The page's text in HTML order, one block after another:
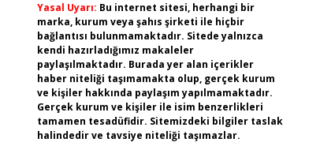
Yasal Uyarı: Bu internet sitesi, herhangi bir
marka, kurum veya şahıs şirketi ile hiçbir
bağlantısı bulunmamaktadır. Sitede yalnızca
kendi hazırladığımız makaleler
paylaşılmaktadır. Burada yer alan içerikler
haber niteliği taşımamakta olup, gerçek kurum
ve kişiler hakkında paylaşım yapılmamaktadır.
Gerçek kurum ve kişiler ile isim benzerlikleri
tamamen tesadüfidir. Sitemizdeki bilgiler taslak
halindedir ve tavsiye niteliği taşımazlar.